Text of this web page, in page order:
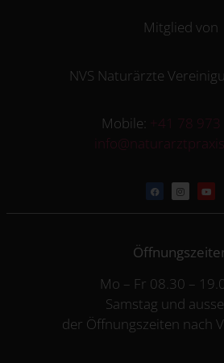
Mitglied von
NVS Naturärzte
Mobile: +41 78 973
Mo – Fr 08.30 –
Samstag und
der Öffnungszeiten nach